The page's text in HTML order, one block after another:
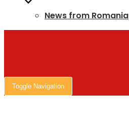
News from Romania
Toggle Navigation